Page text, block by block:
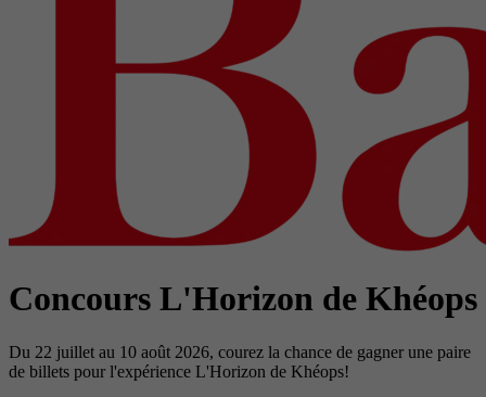
Concours L'Horizon de Khéops
Du 22 juillet au 10 août 2026, courez la chance de gagner une paire
de billets pour l'expérience L'Horizon de Khéops!